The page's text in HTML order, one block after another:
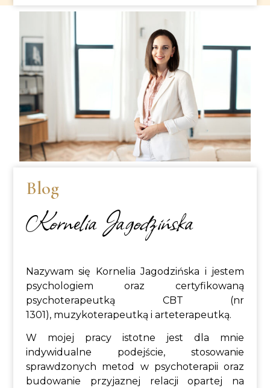
Blog
Kornelia Jagodzińska
Nazywam się Kornelia Jagodzińska i jestem
psychologiem oraz certyfikowaną
psychoterapeutką CBT (nr
1301), muzykoterapeutką i arteterapeutką.
W mojej pracy istotne jest dla mnie
indywidualne podejście, stosowanie
sprawdzonych metod w psychoterapii oraz
budowanie przyjaznej relacji opartej na